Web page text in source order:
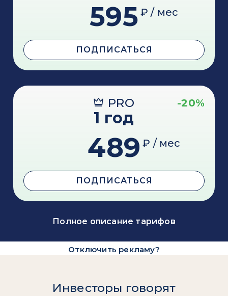
595 ₽ / мес
ПОДПИСАТЬСЯ
PRO -20%
1 год
489 ₽ / мес
ПОДПИСАТЬСЯ
Полное описание тарифов
Отключить рекламу?
Инвесторы говорят